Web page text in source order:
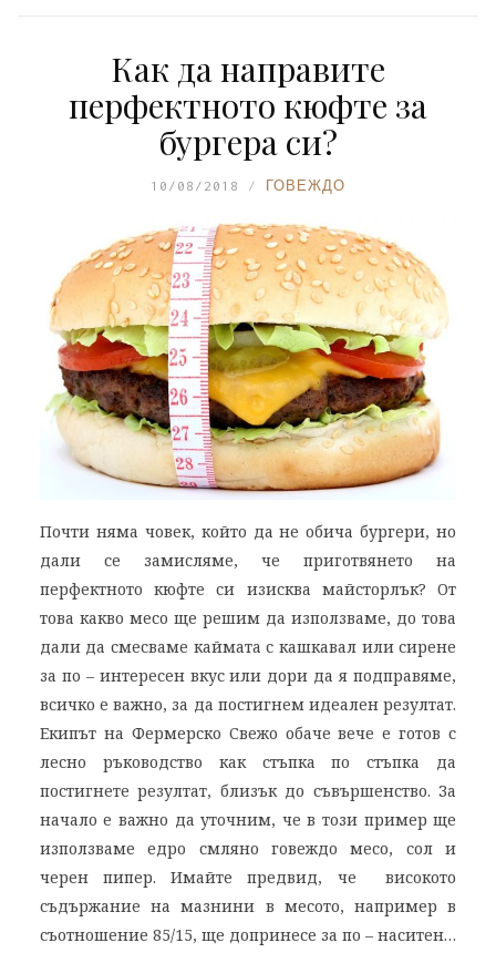
Как да направите
перфектното кюфте за
бургера си?
10/08/2018 ГОВЕЖДО
Почти няма човек, който да не обича бургери, но
дали се замисляме, че приготвянето на
перфектното кюфте си изисква майсторлък? От
това какво месо ще решим да използваме, до това
дали да смесваме каймата с кашкавал или сирене
за по – интересен вкус или дори да я подправяме,
всичко е важно, за да постигнем идеален резултат.
Екипът на Фермерско Свежо обаче вече е готов с
лесно ръководство как стъпка по стъпка да
постигнете резултат, близък до съвършенство. За
начало е важно да уточним, че в този пример ще
използваме едро смляно говеждо месо, сол и
черен пипер. Имайте предвид, че високото
съдържание на мазнини в месото, например в
съотношение 85/15, ще допринесе за по – наситен…